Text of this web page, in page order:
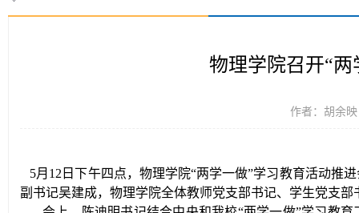
物理学院召开“
作者：胡余
5月12日下午四点，物理学院“两学一做”学习教育活动推
副书记吴建成，物理学院全体教师党支部书记、学生党支